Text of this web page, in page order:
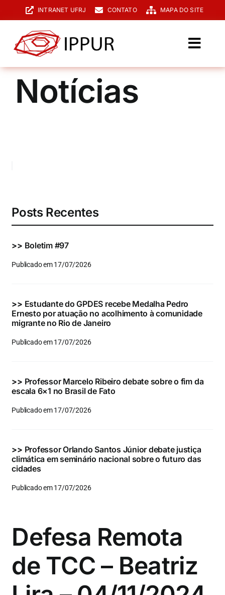
para
conteúdo
INTRANET UFRJ CONTATO MAPA DO SITE
O IPPUR
Graduação
Eventos e Certificados
para:
Notícias
Posts Recentes
>> Boletim #97
Publicado em 17/07/2026
>> Estudante do GPDES recebe Medalha Pedro
Ernesto por atuação no acolhimento à comunidade
migrante no Rio de Janeiro
Publicado em 17/07/2026
>> Professor Marcelo Ribeiro debate sobre o fim da
escala 6×1 no Brasil de Fato
Publicado em 17/07/2026
>> Professor Orlando Santos Júnior debate justiça
climática em seminário nacional sobre o futuro das
cidades
Publicado em 17/07/2026
Defesa Remota
de TCC – Beatriz